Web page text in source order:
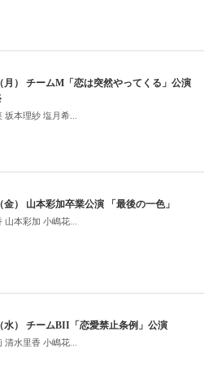
月） チームM「恋は突然やってくる」公演
本理紗 塩月希...
金） 山本彩加卒業公演 「最後の一色」
本彩加 小嶋花...
水） チームBII「恋愛禁止条例」公演
水里香 小嶋花...